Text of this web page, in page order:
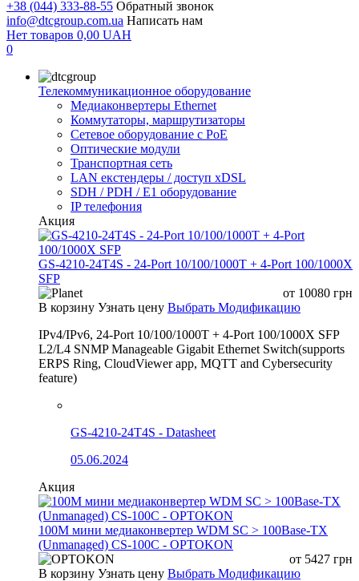
+38 (044) 333-88-55 Обратный звонок
info@dtcgroup.com.ua Написать нам
Нет товаров 0,00 UAH
0
Телекоммуникационное оборудование
Медиаконвертеры Ethernet
Коммутаторы, маршрутизаторы
Сетевое оборудование с PoE
Оптические модули
Транспортная сеть
LAN екстендеры / доступ xDSL
SDH / PDH / E1 оборудование
IP телефония
Акция
GS-4210-24T4S - 24-Port 10/100/1000T + 4-Port 100/1000X
SFP
от 10080 грн
В корзину Узнать цену Выбрать Модификацию
IPv4/IPv6, 24-Port 10/100/1000T + 4-Port 100/1000X SFP
L2/L4 SNMP Manageable Gigabit Ethernet Switch(supports
ERPS Ring, CloudViewer app, MQTT and Cybersecurity
feature)
GS-4210-24T4S - Datasheet
05.06.2024
Акция
100М мини медиаконвертер WDM SC > 100Base-TX
(Unmanaged) CS-100C - OPTOKON
от 5427 грн
В корзину Узнать цену Выбрать Модификацию